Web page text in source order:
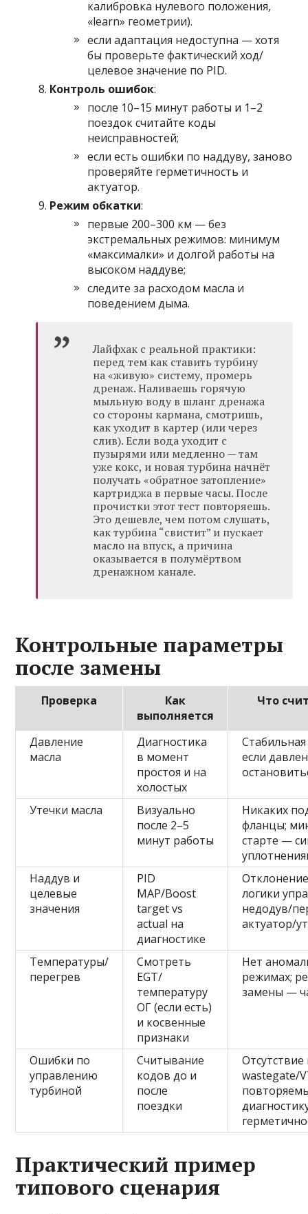
калибровка нулевого положения,
«learn» геометрии).
если адаптация недоступна — хотя
бы проверьте фактический ход/
целевое значение по PID.
Контроль ошибок:
после 10–15 минут работы и 1–2
поездок считайте коды
неисправностей;
если есть ошибки по наддуву, заново
проверяйте герметичность и
актуатор.
Режим обкатки:
первые 200–300 км — без
экстремальных режимов: минимум
«максималки» и долгой работы на
высоком наддуве;
следите за расходом масла и
поведением дыма.
Лайфхак с реальной практики:
перед тем как ставить турбину
на «живую» систему, промерь
дренаж. Наливаешь горячую
мыльную воду в шланг дренажа
со стороны кармана, смотришь,
как уходит в картер (или через
слив). Если вода уходит с
пузырями или медленно — там
уже кокс, и новая турбина начнёт
получать «обратное затопление»
картриджа в первые часы. После
прочистки этот тест повторяешь.
Это дешевле, чем потом слушать,
как турбина “свистит” и пускает
масло на впуск, а причина
оказывается в полумёртвом
дренажном канале.
Контрольные параметры
после замены
Проверка
Как
выполняется
Что
Давление
масла
Диагностика
в момент
простоя и на
холостых
если
Утечки масла
Визуально
после 2–5
минут работы
Никаких
фланцы;
старте —
Наддув и
целевые
значения
PID
MAP/Boost
target vs
actual на
диагностике
логики
недодув/
актуатор/
Температуры/
перегрев
Смотреть
EGT/
температуру
ОГ (если есть)
и косвенные
признаки
Нет
режимах;
замены —
Ошибки по
управлению
турбиной
Считывание
кодов до и
после
поездки
Отсутствие
wastegate/
Практический пример
типового сценария